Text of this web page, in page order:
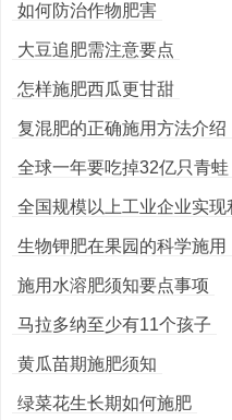
如何防治作物肥害
大豆追肥需注意要点
怎样施肥西瓜更甘甜
复混肥的正确施用方法介绍
全球一年要吃掉32亿只青蛙
全国规模以上工业企业实
生物钾肥在果园的科学施用
施用水溶肥须知要点事项
马拉多纳至少有11个孩子
黄瓜苗期施肥须知
绿菜花生长期如何施肥